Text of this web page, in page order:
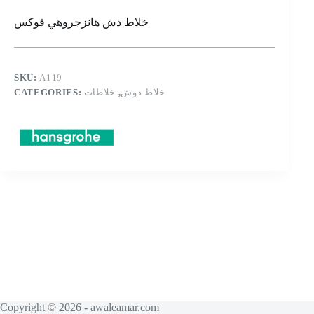
خلاط دش هانزجروهي فوكس
SKU:A119
CATEGORIES:
خلاط دوش, خلاطات
Copyright © 2026 - awaleamar.com